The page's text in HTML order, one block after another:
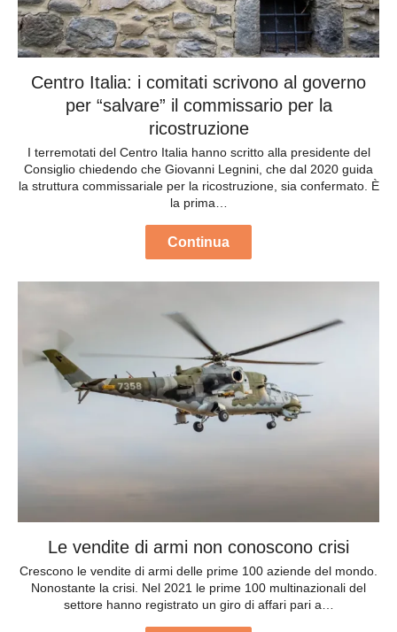
Centro Italia: i comitati scrivono al governo
per “salvare” il commissario per la
ricostruzione
I terremotati del Centro Italia hanno scritto alla presidente del
Consiglio chiedendo che Giovanni Legnini, che dal 2020 guida
la struttura commissariale per la ricostruzione, sia confermato. È
la prima…
Continua
Le vendite di armi non conoscono crisi
Crescono le vendite di armi delle prime 100 aziende del mondo.
Nonostante la crisi. Nel 2021 le prime 100 multinazionali del
settore hanno registrato un giro di affari pari a…